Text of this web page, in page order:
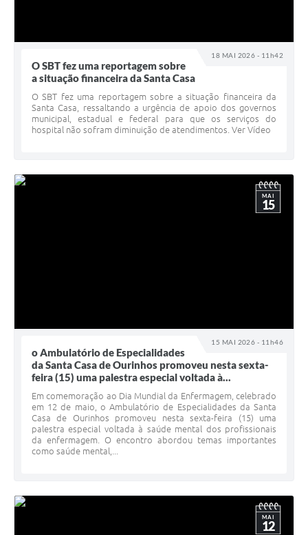
18 MAI 2026 - 11h42
O SBT fez uma reportagem sobre
a situação financeira da Santa Casa
O SBT fez uma reportagem sobre a situação financeira da
Santa Casa, ressaltando a urgência de apoio dos governos
municipal, estadual e federal para que os serviços do
hospital não sofram diminuição de atendimentos. Ver Vídeo
15 MAI 2026 - 11h46
MAI
15
o Ambulatório de Especialidades
da Santa Casa de Ourinhos promoveu nesta sexta-
feira (15) uma palestra especial voltada à...
Em comemoração ao Dia Mundial da Enfermagem, celebrado
em 12 de maio, o Ambulatório de Especialidades da Santa
Casa de Ourinhos promoveu nesta sexta-feira (15) uma
palestra especial voltada à saúde mental dos profissionais
da enfermagem. O encontro abordou temas importantes
como saúde mental,...
MAI
12